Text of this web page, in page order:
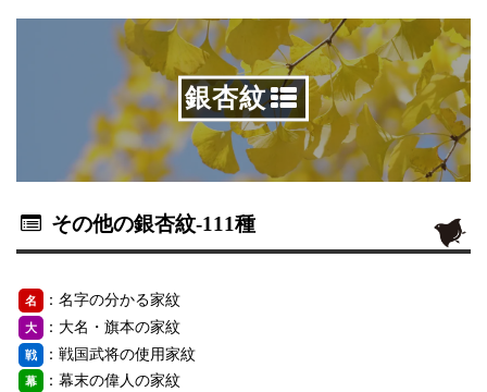
銀杏紋
その他の銀杏紋-111種
名 ：名字の分かる家紋
大 ：大名・旗本の家紋
戦 ：戦国武将の使用家紋
幕 ：幕末の偉人の家紋